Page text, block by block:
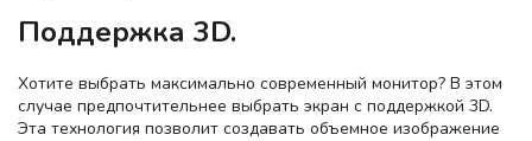
Поддержка 3D.
Хотите выбрать максимально современный монитор? В этом
случае предпочтительнее выбрать экран с поддержкой 3D.
Эта технология позволит создавать объемное изображение